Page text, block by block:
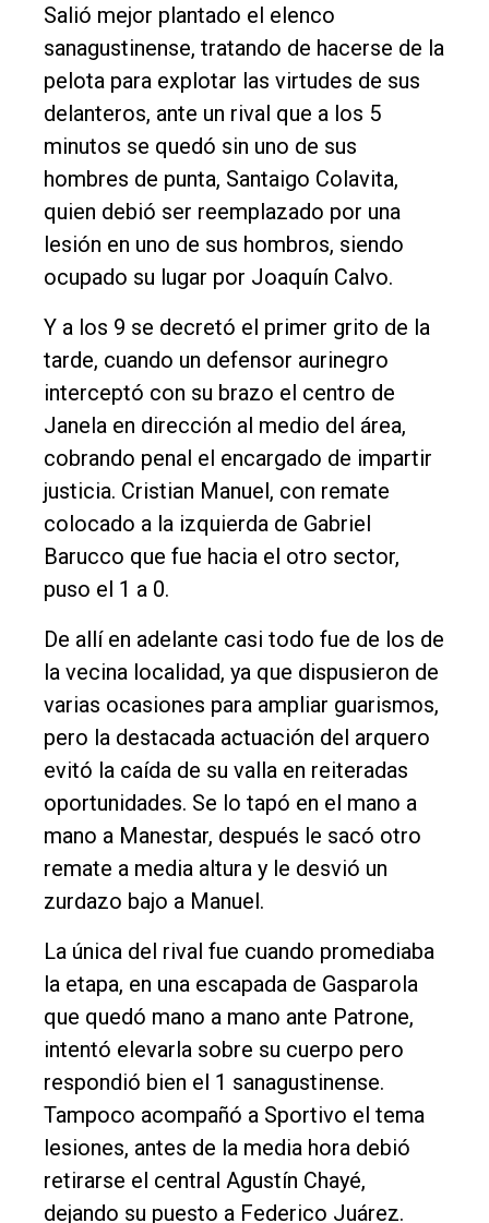
Edición
Empresa
Nosotros
Contacto
Salió mejor plantado el elenco
sanagustinense, tratando de hacerse de la
pelota para explotar las virtudes de sus
delanteros, ante un rival que a los 5
minutos se quedó sin uno de sus
hombres de punta, Santaigo Colavita,
quien debió ser reemplazado por una
lesión en uno de sus hombros, siendo
ocupado su lugar por Joaquín Calvo.
Y a los 9 se decretó el primer grito de la
tarde, cuando un defensor aurinegro
interceptó con su brazo el centro de
Janela en dirección al medio del área,
cobrando penal el encargado de impartir
justicia. Cristian Manuel, con remate
colocado a la izquierda de Gabriel
Barucco que fue hacia el otro sector,
puso el 1 a 0.
De allí en adelante casi todo fue de los de
la vecina localidad, ya que dispusieron de
varias ocasiones para ampliar guarismos,
pero la destacada actuación del arquero
evitó la caída de su valla en reiteradas
oportunidades. Se lo tapó en el mano a
mano a Manestar, después le sacó otro
remate a media altura y le desvió un
zurdazo bajo a Manuel.
La única del rival fue cuando promediaba
la etapa, en una escapada de Gasparola
que quedó mano a mano ante Patrone,
intentó elevarla sobre su cuerpo pero
respondió bien el 1 sanagustinense.
Tampoco acompañó a Sportivo el tema
lesiones, antes de la media hora debió
retirarse el central Agustín Chayé,
dejando su puesto a Federico Juárez.